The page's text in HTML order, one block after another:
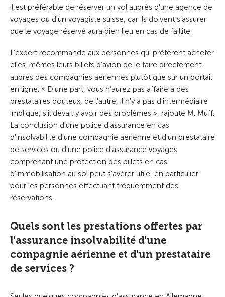
il est préférable de réserver un vol auprès d'une agence de
voyages ou d'un voyagiste suisse, car ils doivent s'assurer
que le voyage réservé aura bien lieu en cas de faillite.
L'expert recommande aux personnes qui préfèrent acheter
elles-mêmes leurs billets d’avion de le faire directement
auprès des compagnies aériennes plutôt que sur un portail
en ligne. « D'une part, vous n’aurez pas affaire à des
prestataires douteux, de l'autre, il n'y a pas d'intermédiaire
impliqué, s'il devait y avoir des problèmes », rajoute M. Muff.
La conclusion d'une police d'assurance en cas
d'insolvabilité d'une compagnie aérienne et d'un prestataire
de services ou d'une police d'assurance voyages
comprenant une protection des billets en cas
d'immobilisation au sol peut s'avérer utile, en particulier
pour les personnes effectuant fréquemment des
réservations.
Quels sont les prestations offertes par
l'assurance insolvabilité d'une
compagnie aérienne et d'un prestataire
de services ?